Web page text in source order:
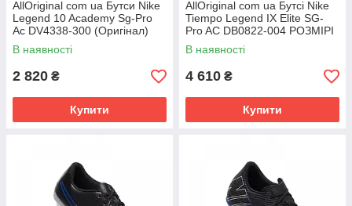
AllOriginal com ua Бутси Nike
Legend 10 Academy Sg-Pro
Ac DV4338-300 (Оригінал)
РОЗМІРИ ЗАПИТУЙТЕ
В наявності
2 820 ₴
Купити
AllOriginal com ua Бутсі Nike
Tiempo Legend IX Elite SG-
Pro AC DB0822-004 РОЗМІРІ
ЗАПІТУЙТЕ
В наявності
4 610 ₴
Купити